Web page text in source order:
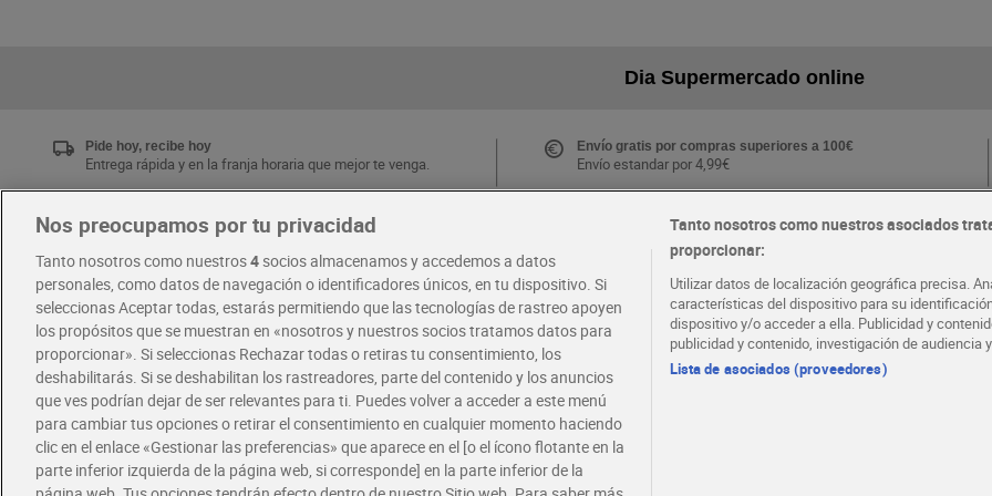
Dia Supermercado online
Pide hoy, recibe hoy
Entrega rápida y en la franja horaria que mejor te venga.
Envío gratis por compras superiores a 100€
Envío estandar por 4,99€
Disfruta las ventajas y ofertas exclusivas.
Descárgate la APP Dia
Folletos y Tiendas
cercana
RECETAS · COMER MEJOR CADA DIA · EMPLEO
Nos preocupamos por tu privacidad
Tanto nosotros como nuestros4socios almacenamos y accedemos a datos
personales, como datos de navegación o identificadores únicos, en tu dispositivo. Si
seleccionas Aceptar todas, estarás permitiendo que las tecnologías de rastreo apoyen
los propósitos que se muestran en «nosotros y nuestros socios tratamos datos para
proporcionar». Si seleccionas Rechazar todas o retiras tu consentimiento, los
deshabilitarás. Si se deshabilitan los rastreadores, parte del contenido y los anuncios
que ves podrían dejar de ser relevantes para ti. Puedes volver a acceder a este menú
para cambiar tus opciones o retirar el consentimiento en cualquier momento haciendo
clic en el enlace «Gestionar las preferencias» que aparece en el [o el ícono flotante en la
parte inferior izquierda de la página web, si corresponde] en la parte inferior de la
Tanto nosotros como nuestros asociados
proporcionar:
Utilizar datos de localización geográfica precisa.
características del dispositivo para su
dispositivo y/o acceder a ella. Publicidad y
publicidad y contenido, investigación de audiencia
Lista de asociados (proveedores)